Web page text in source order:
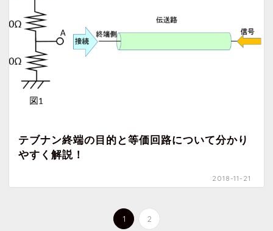
テブナン終端の目的と等価回路について分かり
やすく解説！
2018-11-21
1 2